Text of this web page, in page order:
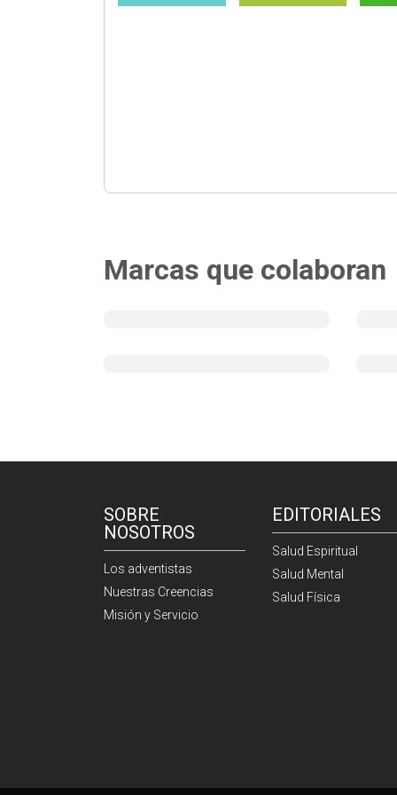
Marcas que colaboran
SOBRE
NOSOTROS
Los adventistas
Nuestras Creencias
Misión y Servicio
EDITORIALES
Salud Espiritual
Salud Mental
Salud Física